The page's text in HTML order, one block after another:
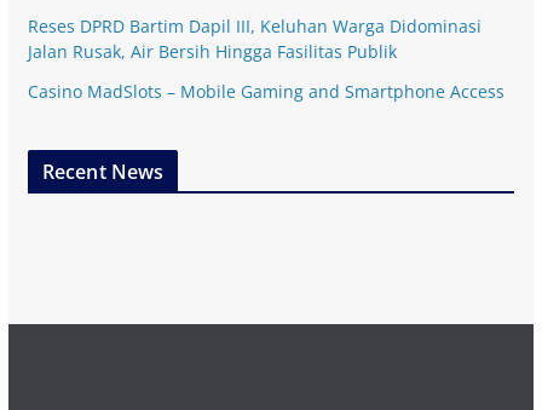
Reses DPRD Bartim Dapil III, Keluhan Warga Didominasi
Jalan Rusak, Air Bersih Hingga Fasilitas Publik
Casino MadSlots – Mobile Gaming and Smartphone Access
Recent News